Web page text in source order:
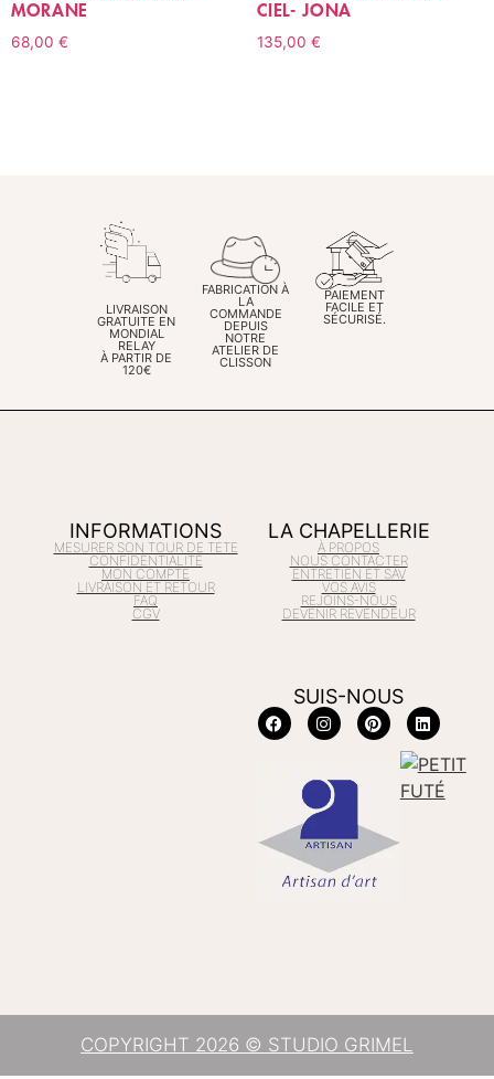
MORANE
68,00 €
CIEL- JONA
135,00 €
LIVRAISON
GRATUITE EN
MONDIAL
RELAY
À PARTIR DE
120€
FABRICATION À
LA
COMMANDE
DEPUIS
NOTRE
ATELIER DE
CLISSON
PAIEMENT
FACILE ET
SÉCURISÉ.
INFORMATIONS
MESURER SON TOUR DE TETE
CONFIDENTIALITÉ
MON COMPTE
LIVRAISON ET RETOUR
FAQ
CGV
LA CHAPELLERIE
À PROPOS
NOUS CONTACTER
ENTRETIEN ET SAV
VOS AVIS
REJOINS-NOUS
DEVENIR REVENDEUR
SUIS-NOUS
COPYRIGHT 2026 © STUDIO GRIMEL